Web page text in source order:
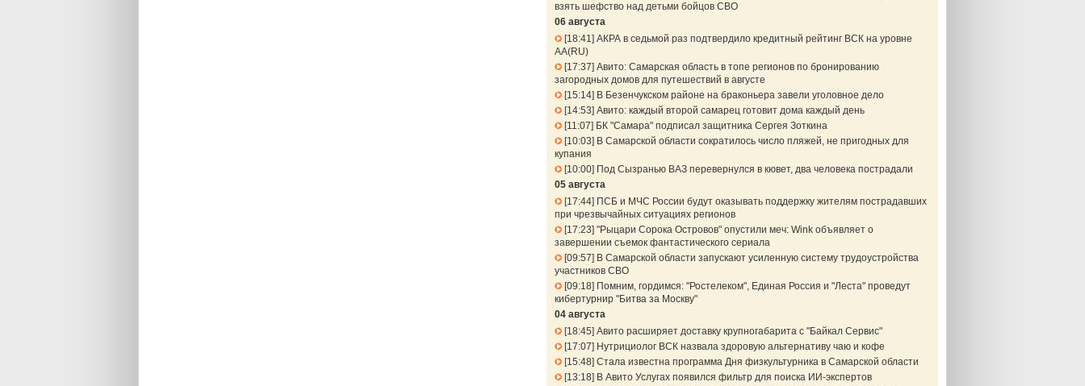
взять шефство над детьми бойцов СВО
06 августа
18:41 АКРА в седьмой раз подтвердило кредитный рейтинг ВСК на уровне
АА(RU)
17:37 Авито: Самарская область в топе регионов по бронированию
загородных домов для путешествий в августе
15:14 В Безенчукском районе на браконьера завели уголовное дело
14:53 Авито: каждый второй самарец готовит дома каждый день
11:07
БК "Самара" подписал защитника Сергея Зоткина
10:03
В Самарской области сократилось число пляжей, не пригодных для
купания
10:00 Под Сызранью ВАЗ перевернулся в кювет, два человека пострадали
05 августа
17:44 ПСБ и МЧС России будут оказывать поддержку жителям пострадавших
при чрезвычайных ситуациях регионов
17:23 "Рыцари Сорока Островов" опустили меч: Wink объявляет о
завершении съемок фантастического сериала
09:57
В Самарской области запускают усиленную систему трудоустройства
участников СВО
09:18 Помним, гордимся: "Ростелеком", Единая Россия и "Леста" проведут
кибертурнир "Битва за Москву"
04 августа
18:45 Авито расширяет доставку крупногабарита с "Байкал Сервис"
17:07
Нутрициолог ВСК назвала здоровую альтернативу чаю и кофе
15:48 Стала известна программа Дня физкультурника в Самарской области
13:18 В Авито Услугах появился фильтр для поиска ИИ-экспертов